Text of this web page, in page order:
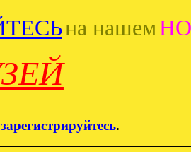
на нашем
зарегистрируйтесь.